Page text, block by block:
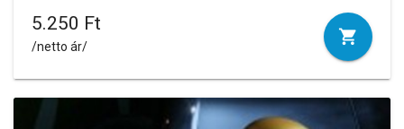
5.250 Ft
/netto ár/